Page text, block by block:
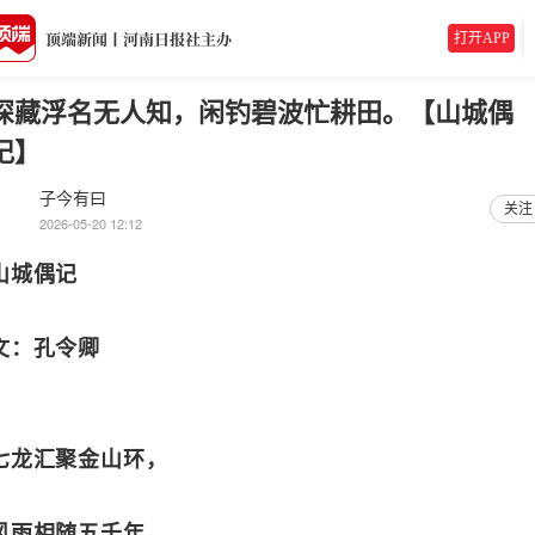
打开APP
藏浮名无人知，闲钓碧波忙耕田。【山城偶
】
子今有曰
2026-05-20 12:12
关注
城偶记
：孔令卿
龙汇聚金山环，